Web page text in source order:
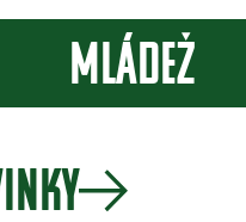
Mládež
Zlatá srnčí trofej